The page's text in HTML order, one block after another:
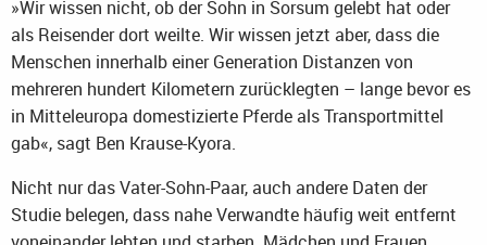
»Wir wissen nicht, ob der Sohn in Sorsum gelebt hat oder
als Reisender dort weilte. Wir wissen jetzt aber, dass die
Menschen innerhalb einer Generation Distanzen von
mehreren hundert Kilometern zurücklegten – lange bevor es
in Mitteleuropa domestizierte Pferde als Transportmittel
gab«, sagt Ben Krause-Kyora.
Nicht nur das Vater-Sohn-Paar, auch andere Daten der
Studie belegen, dass nahe Verwandte häufig weit entfernt